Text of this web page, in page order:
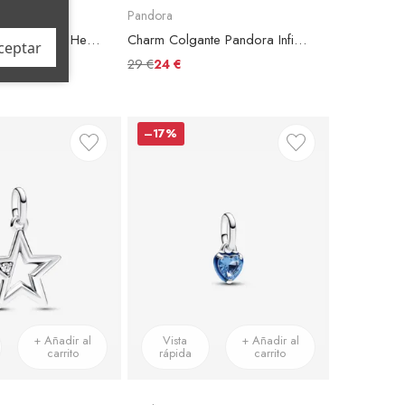
Charm Colgante Pandora Herradura de la Buena Suerte
Pandora
Charm Colgante Pandora Infinito Brillante
29 €24 €
+ Añadir al
carrito
–17%
Vista
rápida
+ Añadir al
carrito